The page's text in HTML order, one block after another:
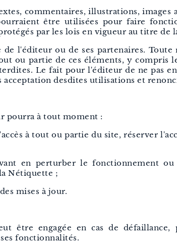
commentaires, illustrations, images
être utilisées pour faire
par les lois en vigueur au titre de
l'éditeur ou de ses partenaires.
ou partie de ces éléments, y compris
Le fait pour l'éditeur de ne pas
acceptation desdites utilisations et
pourra à tout moment :
à tout ou partie du site, réserver
en perturber le fonctionnement
Nétiquette ;
mises à jour.
être engagée en cas de
fonctionnalités.